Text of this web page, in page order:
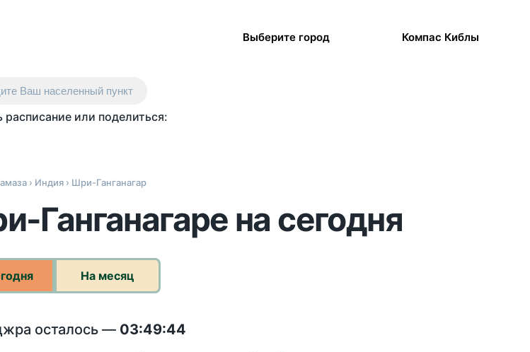
Выберите город Компас Киблы
Ваш населенный пункт
расписание или поделиться:
› Индия › Шри-Ганганагар
Ганганагаре на сегодня
На месяц
осталось — 03:49:44